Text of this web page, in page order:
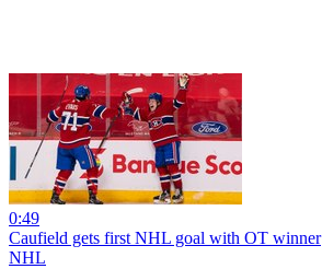
0:49
Caufield gets first NHL goal with OT winner
NHL